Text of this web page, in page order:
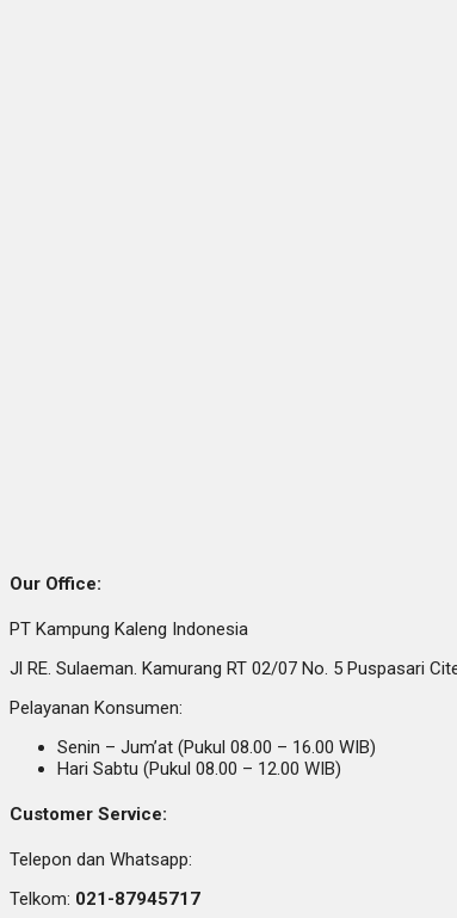
Our Office:
PT Kampung Kaleng Indonesia
Jl RE. Sulaeman. Kamurang RT 02/07 No. 5 Puspasari
Pelayanan Konsumen:
Senin – Jum’at (Pukul 08.00 – 16.00 WIB)
Hari Sabtu (Pukul 08.00 – 12.00 WIB)
Customer Service:
Telepon dan Whatsapp:
Telkom: 021-87945717